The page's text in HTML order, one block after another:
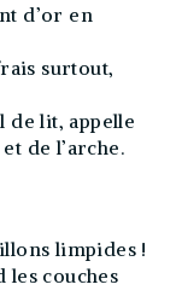
d’or en
surtout,
de lit, appelle
de l’arche.
limpides !
les couches